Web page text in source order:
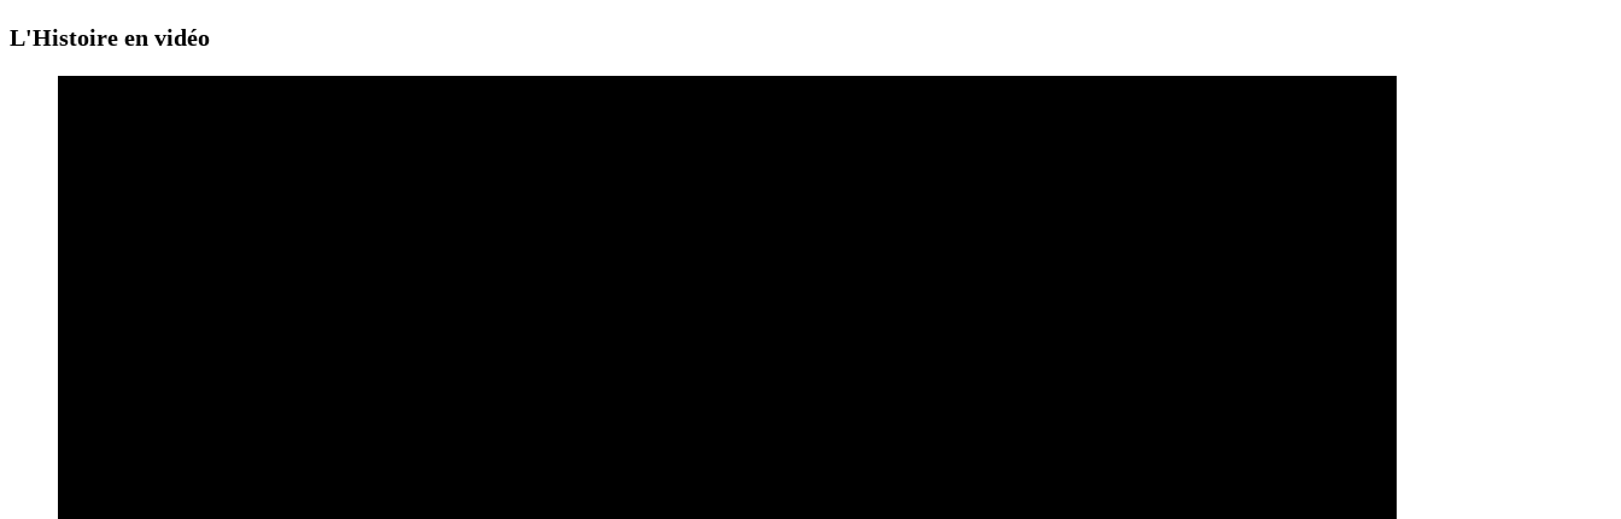
L'Histoire en vidéo